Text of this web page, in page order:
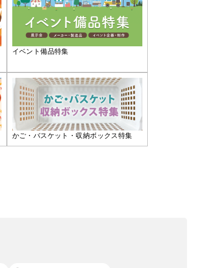
イベント備品特集
かご・バスケット・収納ボックス特集